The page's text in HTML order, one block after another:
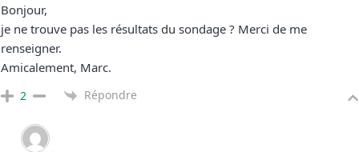
Bonjour,
je ne trouve pas les résultats du sondage ? Merci de me
renseigner.
Amicalement, Marc.
2 Répondre